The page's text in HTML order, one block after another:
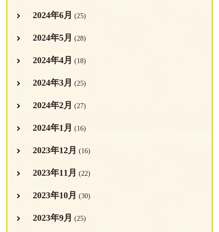
2024年6月 (25)
2024年5月 (28)
2024年4月 (18)
2024年3月 (25)
2024年2月 (27)
2024年1月 (16)
2023年12月 (16)
2023年11月 (22)
2023年10月 (30)
2023年9月 (25)